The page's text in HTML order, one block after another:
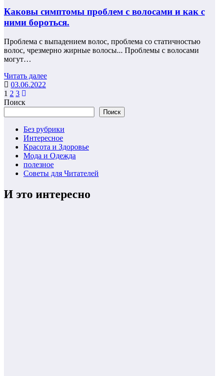
Каковы симптомы проблем с волосами и как с
ними бороться.
Проблема с выпадением волос, проблема со статичностью
волос, чрезмерно жирные волосы... Проблемы с волосами
могут…
Читать далее
03.06.2022
Пагинация
записей
1 2 3
Поиск
Поиск
Без рубрики
Интересное
Красота и Здоровье
Мода и Одежда
полезное
Советы для Читателей
И это интересно